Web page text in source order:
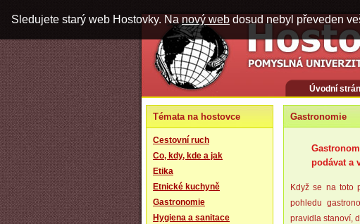
Sledujete starý web Hostovky. Na nový web dosud nebyl převeden
Úvodní
Témata na hostovce
Cestovní ruch
Co, kdy, kde a jak
Etika
Etnické kuchyně
Gastronomie
Hygiena a sanitace
Gastronomie
podávat a
Když se na toto
pohledu
pravidla stanoví,